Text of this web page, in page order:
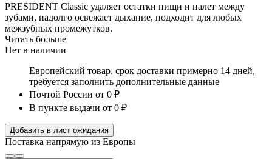
PRESIDENT Classic удаляет остатки пищи и налет между
зубами, надолго освежает дыхание, подходит для любых
межзубных промежутков.
Читать больше
Нет в наличии
Европейский товар, срок доставки примерно 14 дней,
требуется заполнить дополнительные данные
Почтой России от 0 ₽
В пункте выдачи от 0 ₽
Добавить в лист ожидания
Поставка напрямую из Европы